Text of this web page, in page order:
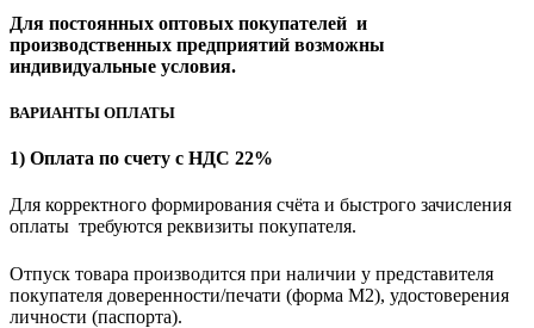
Для постоянных оптовых покупателей и
производственных предприятий возможны
индивидуальные условия.
ВАРИАНТЫ ОПЛАТЫ
1) Оплата по счету с НДС 22%
Для корректного формирования счёта и быстрого зачисления
оплаты требуются реквизиты покупателя.
Отпуск товара производится при наличии у представителя
покупателя доверенности/печати (форма M2), удостоверения
личности (паспорта).